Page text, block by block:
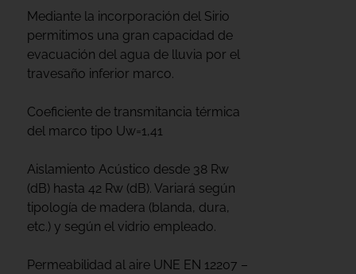
Mediante la incorporación del Sirio
permitimos una gran capacidad de
evacuación del agua de lluvia por el
travesaño inferior marco.
Coeficiente de transmitancia térmica
del marco tipo Uw=1,41
Aislamiento Acústico desde 38 Rw
(dB) hasta 42 Rw (dB). Variará según
tipología de madera (blanda, dura,
etc.) y según el vidrio empleado.
Permeabilidad al aire UNE EN 12207 –